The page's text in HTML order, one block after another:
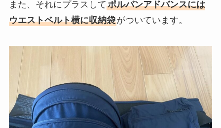
また、それにプラスしてポルバンアドバンスには
ウエストベルト横に収納袋がついています。